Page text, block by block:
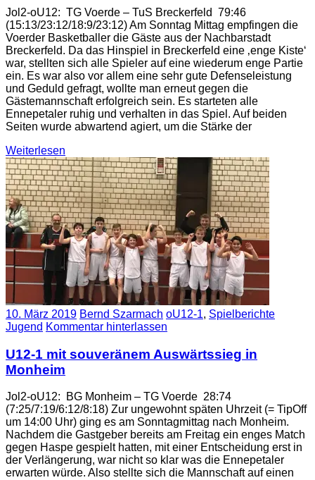
Jol2-oU12: TG Voerde – TuS Breckerfeld 79:46
(15:13/23:12/18:9/23:12) Am Sonntag Mittag empfingen die
Voerder Basketballer die Gäste aus der Nachbarstadt
Breckerfeld. Da das Hinspiel in Breckerfeld eine ‚enge Kiste‘
war, stellten sich alle Spieler auf eine wiederum enge Partie
ein. Es war also vor allem eine sehr gute Defenseleistung
und Geduld gefragt, wollte man erneut gegen die
Gästemannschaft erfolgreich sein. Es starteten alle
Ennepetaler ruhig und verhalten in das Spiel. Auf beiden
Seiten wurde abwartend agiert, um die Stärke der
Weiterlesen
10. März 2019 Bernd Szarmach oU12-1, Spielberichte
Jugend Kommentar hinterlassen
U12-1 mit souveränem Auswärtssieg in
Monheim
Jol2-oU12: BG Monheim – TG Voerde 28:74
(7:25/7:19/6:12/8:18) Zur ungewohnt späten Uhrzeit (= TipOff
um 14:00 Uhr) ging es am Sonntagmittag nach Monheim.
Nachdem die Gastgeber bereits am Freitag ein enges Match
gegen Haspe gespielt hatten, mit einer Entscheidung erst in
der Verlängerung, war nicht so klar was die Ennepetaler
erwarten würde. Also stellte sich die Mannschaft auf einen